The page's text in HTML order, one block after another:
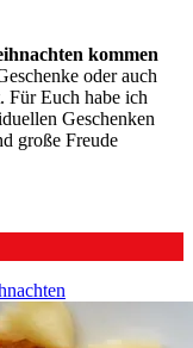
kommen
oder auch
Für Euch habe ich
Geschenken
große Freude